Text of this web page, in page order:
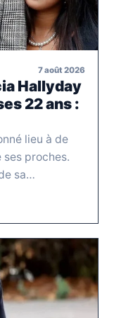
7 août 2026
Hallyday
22 ans :
lieu à de
proches.
sa…